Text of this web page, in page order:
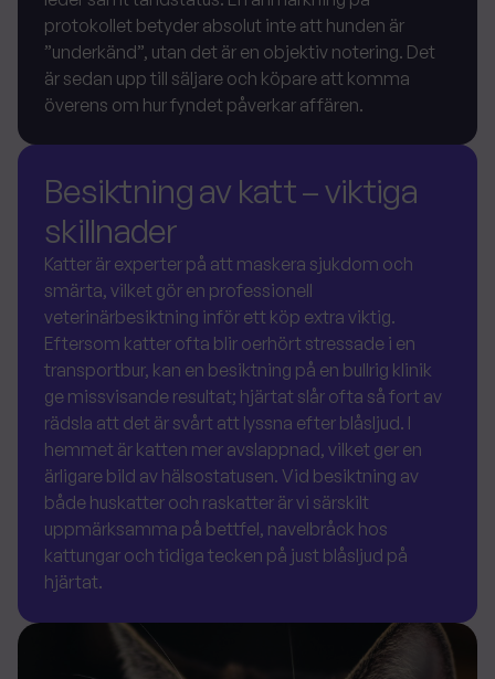
protokollet betyder absolut inte att hunden är
”underkänd”, utan det är en objektiv notering. Det
är sedan upp till säljare och köpare att komma
överens om hur fyndet påverkar affären.
Besiktning av katt – viktiga
skillnader
Katter är experter på att maskera sjukdom och
smärta, vilket gör en professionell
veterinärbesiktning inför ett köp extra viktig.
Eftersom katter ofta blir oerhört stressade i en
transportbur, kan en besiktning på en bullrig klinik
ge missvisande resultat; hjärtat slår ofta så fort av
rädsla att det är svårt att lyssna efter blåsljud. I
hemmet är katten mer avslappnad, vilket ger en
ärligare bild av hälsostatusen. Vid besiktning av
både huskatter och raskatter är vi särskilt
uppmärksamma på bettfel, navelbråck hos
kattungar och tidiga tecken på just blåsljud på
hjärtat.